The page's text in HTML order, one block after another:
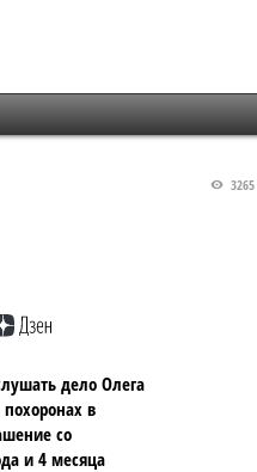
3265
дело Олега
в
со
и 4 месяца